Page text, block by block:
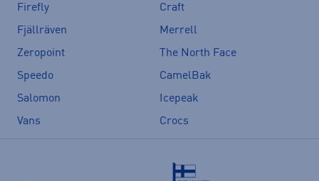
Firefly
Craft
Fjällräven
Merrell
Zeropoint
The North Face
Speedo
CamelBak
Salomon
Icepeak
Vans
Crocs